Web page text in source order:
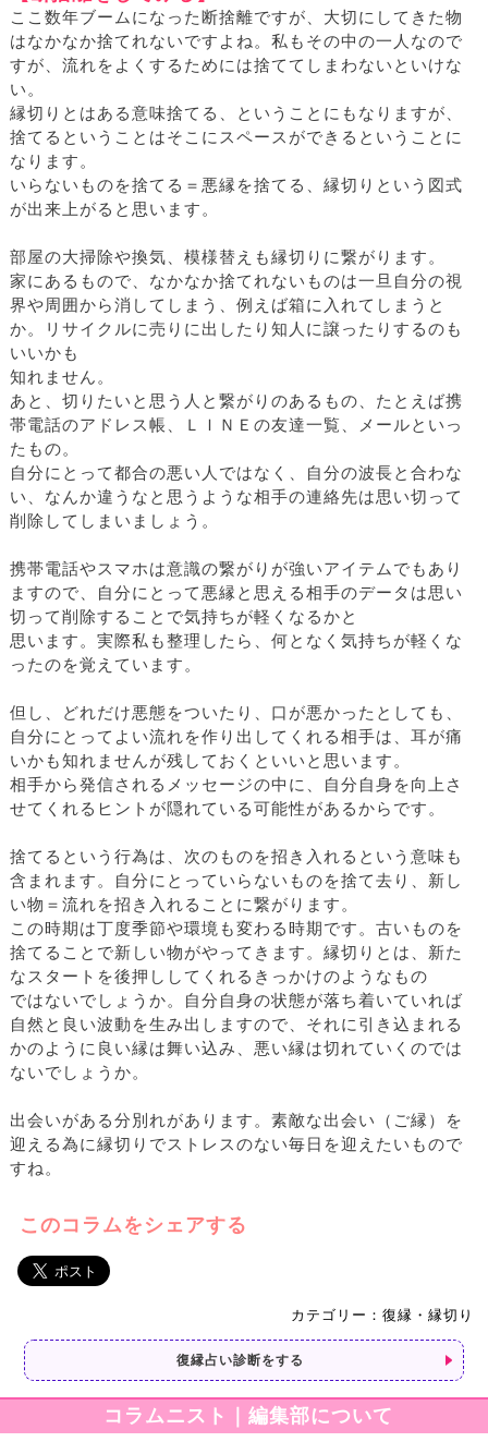
ここ数年ブームになった断捨離ですが、大切にしてきた物
はなかなか捨てれないですよね。私もその中の一人なので
すが、流れをよくするためには捨ててしまわないといけな
い。
縁切りとはある意味捨てる、ということにもなりますが、
捨てるということはそこにスペースができるということに
なります。
いらないものを捨てる＝悪縁を捨てる、縁切りという図式
が出来上がると思います。
部屋の大掃除や換気、模様替えも縁切りに繋がります。
家にあるもので、なかなか捨てれないものは一旦自分の視
界や周囲から消してしまう、例えば箱に入れてしまうと
か。リサイクルに売りに出したり知人に譲ったりするのも
いいかも
知れません。
あと、切りたいと思う人と繋がりのあるもの、たとえば携
帯電話のアドレス帳、ＬＩＮＥの友達一覧、メールといっ
たもの。
自分にとって都合の悪い人ではなく、自分の波長と合わな
い、なんか違うなと思うような相手の連絡先は思い切って
削除してしまいましょう。
携帯電話やスマホは意識の繋がりが強いアイテムでもあり
ますので、自分にとって悪縁と思える相手のデータは思い
切って削除することで気持ちが軽くなるかと
思います。実際私も整理したら、何となく気持ちが軽くな
ったのを覚えています。
但し、どれだけ悪態をついたり、口が悪かったとしても、
自分にとってよい流れを作り出してくれる相手は、耳が痛
いかも知れませんが残しておくといいと思います。
相手から発信されるメッセージの中に、自分自身を向上さ
せてくれるヒントが隠れている可能性があるからです。
捨てるという行為は、次のものを招き入れるという意味も
含まれます。自分にとっていらないものを捨て去り、新し
い物＝流れを招き入れることに繋がります。
この時期は丁度季節や環境も変わる時期です。古いものを
捨てることで新しい物がやってきます。縁切りとは、新た
なスタートを後押ししてくれるきっかけのようなもの
ではないでしょうか。自分自身の状態が落ち着いていれば
自然と良い波動を生み出しますので、それに引き込まれる
かのように良い縁は舞い込み、悪い縁は切れていくのでは
ないでしょうか。
出会いがある分別れがあります。素敵な出会い（ご縁）を
迎える為に縁切りでストレスのない毎日を迎えたいもので
すね。
このコラムをシェアする
カテゴリー：復縁・縁切り
復縁占い診断をする
コラムニスト｜編集部について